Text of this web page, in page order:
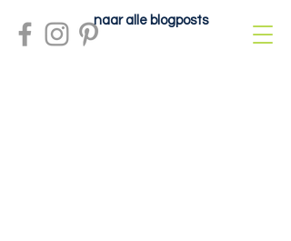
naar alle blogposts